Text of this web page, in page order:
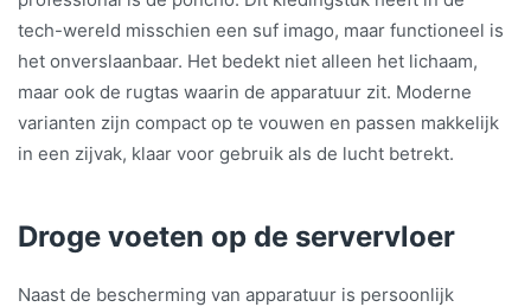
tech-wereld misschien een suf imago, maar functioneel is
het onverslaanbaar. Het bedekt niet alleen het lichaam,
maar ook de rugtas waarin de apparatuur zit. Moderne
varianten zijn compact op te vouwen en passen makkelijk
in een zijvak, klaar voor gebruik als de lucht betrekt.
Droge voeten op de servervloer
Naast de bescherming van apparatuur is persoonlijk